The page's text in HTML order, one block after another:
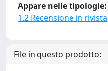
Appare nelle tipologie:
1.2 Recensione in rivista
File in questo prodotto: